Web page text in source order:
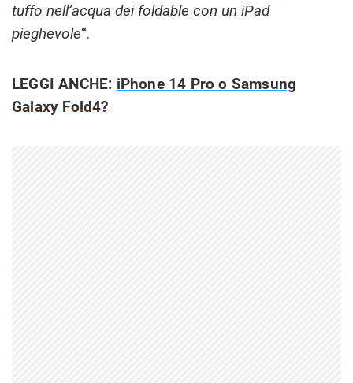
tuffo nell’acqua dei foldable con un iPad
pieghevole“.
LEGGI ANCHE: iPhone 14 Pro o Samsung
Galaxy Fold4?